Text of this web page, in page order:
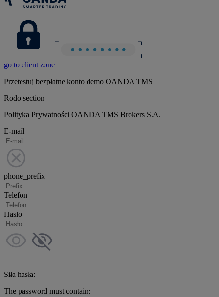
go to client zone
Przetestuj bezpłatne konto demo OANDA TMS
Rodo section
Polityka Prywatności OANDA TMS Brokers S.A.
E-mail
phone_prefix
Telefon
Hasło
Siła hasła:
The password must contain: